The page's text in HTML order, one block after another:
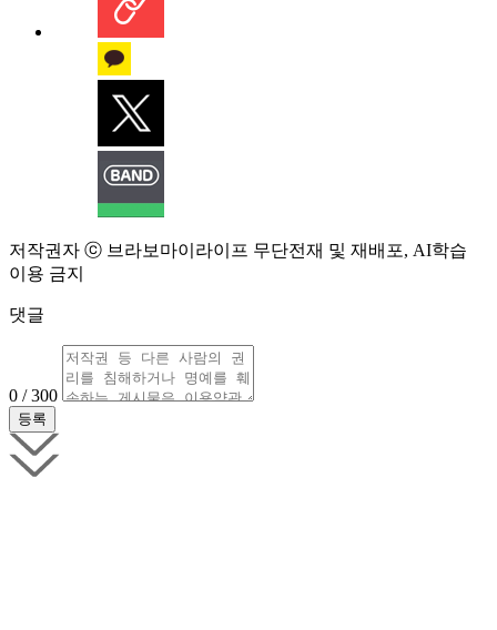
저작권자 ⓒ 브라보마이라이프 무단전재 및 재배포, AI학습
이용 금지
댓글
0 / 300